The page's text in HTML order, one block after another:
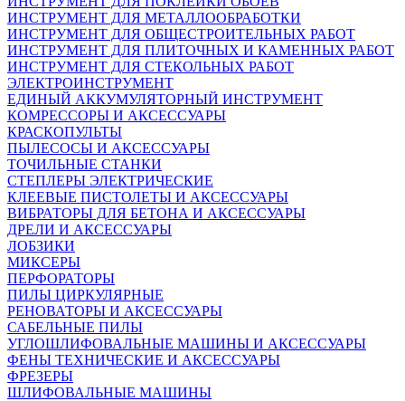
ИНСТРУМЕНТ ДЛЯ МЕТАЛЛООБРАБОТКИ
ИНСТРУМЕНТ ДЛЯ ОБЩЕСТРОИТЕЛЬНЫХ РАБОТ
ИНСТРУМЕНТ ДЛЯ ПЛИТОЧНЫХ И КАМЕННЫХ РАБОТ
ИНСТРУМЕНТ ДЛЯ СТЕКОЛЬНЫХ РАБОТ
ЭЛЕКТРОИНСТРУМЕНТ
ЕДИНЫЙ АККУМУЛЯТОРНЫЙ ИНСТРУМЕНТ
КОМРЕССОРЫ И АКСЕССУАРЫ
КРАСКОПУЛЬТЫ
ПЫЛЕСОСЫ И АКСЕССУАРЫ
ТОЧИЛЬНЫЕ СТАНКИ
СТЕПЛЕРЫ ЭЛЕКТРИЧЕСКИЕ
КЛЕЕВЫЕ ПИСТОЛЕТЫ И АКСЕССУАРЫ
ВИБРАТОРЫ ДЛЯ БЕТОНА И АКСЕССУАРЫ
ДРЕЛИ И АКСЕССУАРЫ
ЛОБЗИКИ
МИКСЕРЫ
ПЕРФОРАТОРЫ
ПИЛЫ ЦИРКУЛЯРНЫЕ
РЕНОВАТОРЫ И АКСЕССУАРЫ
САБЕЛЬНЫЕ ПИЛЫ
УГЛОШЛИФОВАЛЬНЫЕ МАШИНЫ И АКСЕССУАРЫ
ФЕНЫ ТЕХНИЧЕСКИЕ И АКСЕССУАРЫ
ФРЕЗЕРЫ
ШЛИФОВАЛЬНЫЕ МАШИНЫ